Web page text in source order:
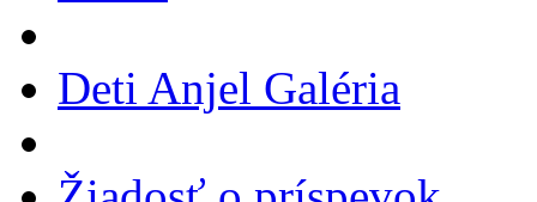
Deti Anjel Galéria